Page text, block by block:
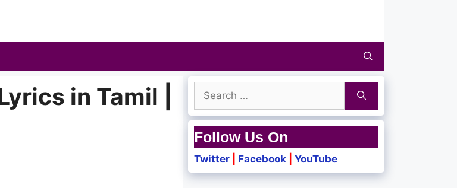
in Tamil |
Search
for:
Follow Us On
Twitter Facebook YouTube